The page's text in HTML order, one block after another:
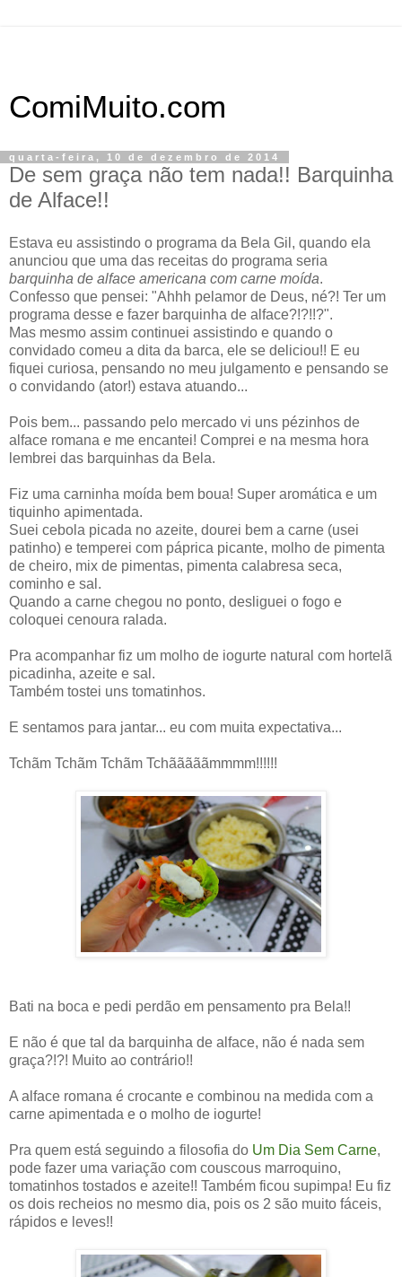
ComiMuito.com
quarta-feira, 10 de dezembro de 2014
De sem graça não tem nada!! Barquinha
de Alface!!
Estava eu assistindo o programa da Bela Gil, quando ela
anunciou que uma das receitas do programa seria
barquinha de alface americana com carne moída.
Confesso que pensei: "Ahhh pelamor de Deus, né?! Ter um
programa desse e fazer barquinha de alface?!?!!?".
Mas mesmo assim continuei assistindo e quando o
convidado comeu a dita da barca, ele se deliciou!! E eu
fiquei curiosa, pensando no meu julgamento e pensando se
o convidando (ator!) estava atuando...
Pois bem... passando pelo mercado vi uns pézinhos de
alface romana e me encantei! Comprei e na mesma hora
lembrei das barquinhas da Bela.
Fiz uma carninha moída bem boua! Super aromática e um
tiquinho apimentada.
Suei cebola picada no azeite, dourei bem a carne (usei
patinho) e temperei com páprica picante, molho de pimenta
de cheiro, mix de pimentas, pimenta calabresa seca,
cominho e sal.
Quando a carne chegou no ponto, desliguei o fogo e
coloquei cenoura ralada.
Pra acompanhar fiz um molho de iogurte natural com hortelã
picadinha, azeite e sal.
Também tostei uns tomatinhos.
E sentamos para jantar... eu com muita expectativa...
Tchãm Tchãm Tchãm Tchãããããmmmm!!!!!!
Bati na boca e pedi perdão em pensamento pra Bela!!
E não é que tal da barquinha de alface, não é nada sem
graça?!?! Muito ao contrário!!
A alface romana é crocante e combinou na medida com a
carne apimentada e o molho de iogurte!
Pra quem está seguindo a filosofia do Um Dia Sem Carne,
pode fazer uma variação com couscous marroquino,
tomatinhos tostados e azeite!! Também ficou supimpa! Eu fiz
os dois recheios no mesmo dia, pois os 2 são muito fáceis,
rápidos e leves!!